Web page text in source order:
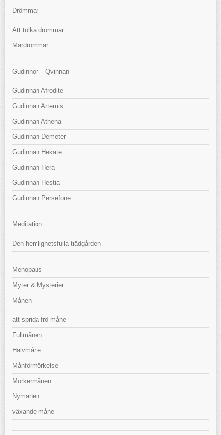
Drömmar
Att tolka drömmar
Mardrömmar
Gudinnor – Qvinnan
Gudinnan Afrodite
Gudinnan Artemis
Gudinnan Athena
Gudinnan Demeter
Gudinnan Hekate
Gudinnan Hera
Gudinnan Hestia
Gudinnan Persefone
Meditation
Den hemlighetsfulla trädgården
Menopaus
Myter & Mysterier
Månen
att sprida frö måne
Fullmånen
Halvmåne
Månförmörkelse
Mörkermånen
Nymånen
växande måne